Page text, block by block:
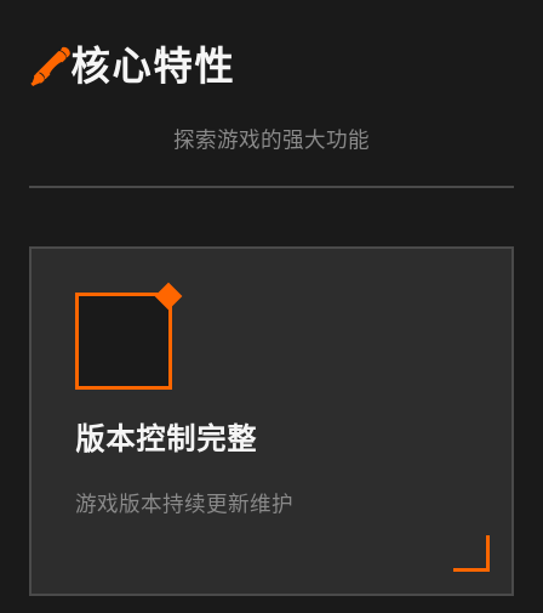
🖍️核心特性
探索游戏的强大功能
版本控制完整
游戏版本持续更新维护